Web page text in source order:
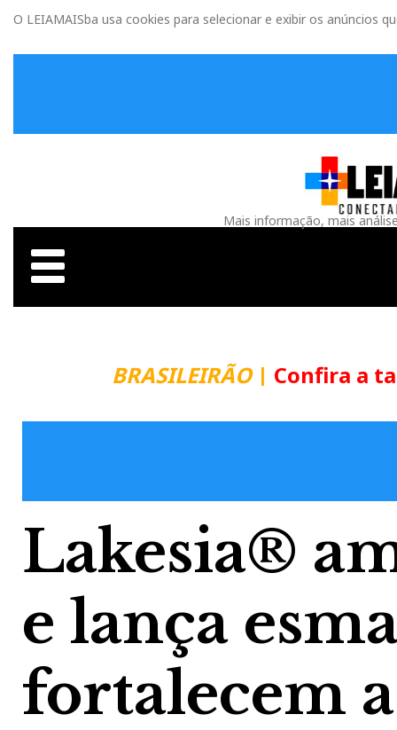
O LEIAMAISba usa cookies para selecionar e exibir os anúncios
Mais informação, mais
BRASILEIRÃO| Confira a
Lakesia®
e lança
fortalecem